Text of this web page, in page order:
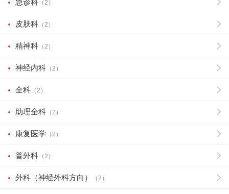
急诊科 （2）
皮肤科 （2）
精神科 （2）
神经内科 （2）
全科 （2）
助理全科 （2）
康复医学 （2）
普外科 （2）
外科（神经外科方向） （2）